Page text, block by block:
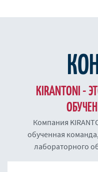
KIRANTONI -
Компания
обученная
лабораторного